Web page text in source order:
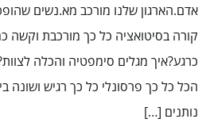
אדם.הארגון שלנו מורכב מא.נשים
קורה בסיטואציה כל כך מורכבת וקשה
כרגע?איך מגלים סימפטיה והכלה
הכל כל כך פרסונלי כל כך רגיש ושונה
נותנים […]